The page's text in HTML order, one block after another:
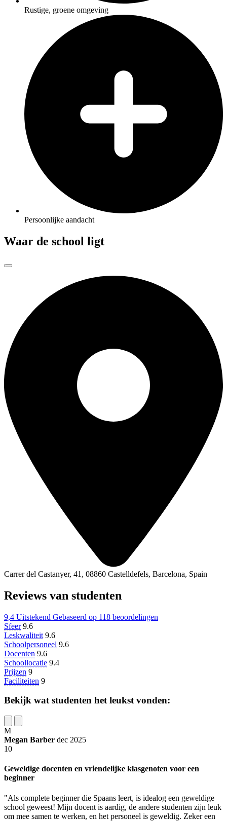
Rustige, groene omgeving
Persoonlijke aandacht
Waar de school ligt
Carrer del Castanyer, 41, 08860 Castelldefels, Barcelona, Spain
Reviews van studenten
9,4 Uitstekend Gebaseerd op 118 beoordelingen
Sfeer 9.6
Leskwaliteit 9.6
Schoolpersoneel 9.6
Docenten 9.6
Schoollocatie 9.4
Prijzen 9
Faciliteiten 9
Bekijk wat studenten het leukst vonden:
M
Megan Barber dec 2025
10
Geweldige docenten en vriendelijke klasgenoten voor een
beginner
"Als complete beginner die Spaans leert, is idealog een geweldige
school geweest! Mijn docent is aardig, de andere studenten zijn leuk
om mee samen te werken, en het personeel is geweldig. Zeker een